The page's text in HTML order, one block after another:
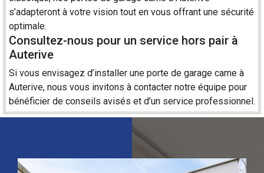
s’adapteront à votre vision tout en vous offrant une sécurité
optimale.
Consultez-nous pour un service hors pair à
Auterive
Si vous envisagez d’installer une porte de garage came à
Auterive, nous vous invitons à contacter notre équipe pour
bénéficier de conseils avisés et d’un service professionnel.